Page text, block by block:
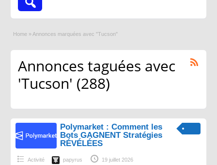
Home » Annonces marquées avec "Tucson"
Annonces taguées avec
'Tucson' (288)
Polymarket : Comment les
Bots GAGNENT Stratégies
RÉVÉLÉES
Activité papyrus 19 juillet 2026